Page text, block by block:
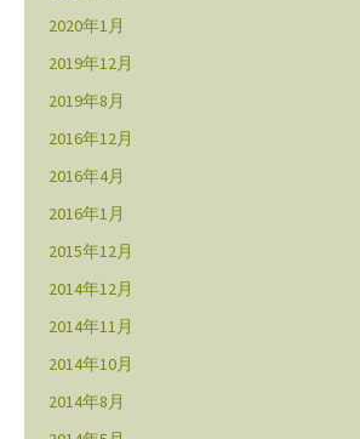
2020年1月
2019年12月
2019年8月
2016年12月
2016年4月
2016年1月
2015年12月
2014年12月
2014年11月
2014年10月
2014年8月